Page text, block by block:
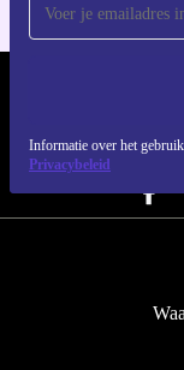
Informatie over het
Privacybeleid